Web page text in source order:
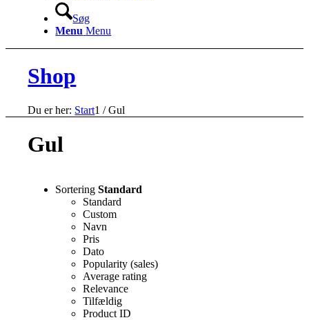
Søg
Menu Menu
Shop
Du er her: Start1 / Gul
Gul
SorteringStandard
Standard
Custom
Navn
Pris
Dato
Popularity (sales)
Average rating
Relevance
Tilfældig
Product ID